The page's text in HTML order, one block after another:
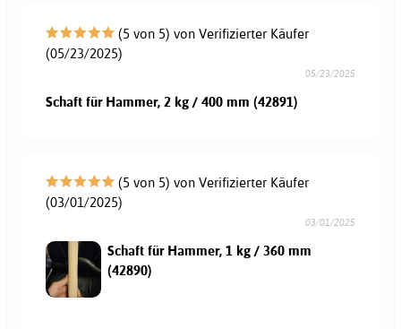
(5 von 5) von Verifizierter Käufer
(05/23/2025)
05/23/2025
Schaft für Hammer, 2 kg / 400 mm (42891)
(5 von 5) von Verifizierter Käufer
(03/01/2025)
03/01/2025
Schaft für Hammer, 1 kg / 360 mm
(42890)